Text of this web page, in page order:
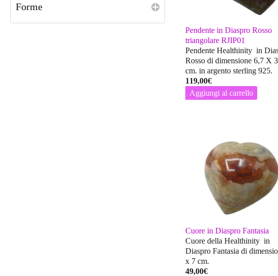
Forme
Pendente in Diaspro Rosso
triangolare RJIP01
Pendente Healthinity in
Rosso di dimensione 6,7 X
cm. in argento sterling 925.
119,00€
Aggiungi al carrello
Cuore in Diaspro Fantasia
Cuore della Healthinity in
Diaspro Fantasia di
x 7 cm.
49,00€